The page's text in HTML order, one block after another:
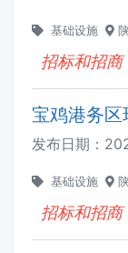
基础设施
招标和招商
宝鸡港务区
发布日期：
基础设施
招标和招商